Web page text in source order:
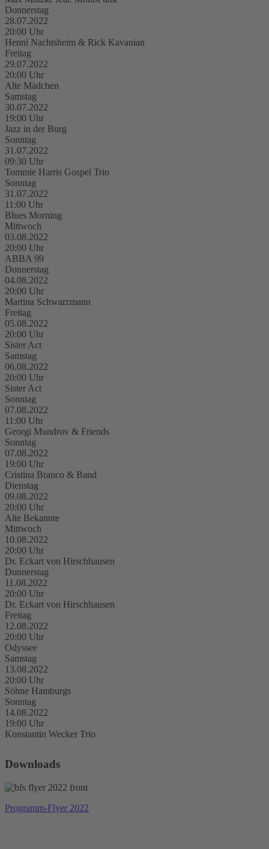
Donnerstag
28.07.2022
20:00 Uhr
Henni Nachtsheim & Rick Kavanian
Freitag
29.07.2022
20:00 Uhr
Alte Mädchen
Samstag
30.07.2022
19:00 Uhr
Jazz in der Burg
Sonntag
31.07.2022
09:30 Uhr
Tommie Harris Gospel Trio
Sonntag
31.07.2022
11:00 Uhr
Blues Morning
Mittwoch
03.08.2022
20:00 Uhr
ABBA 99
Donnerstag
04.08.2022
20:00 Uhr
Martina Schwarzmann
Freitag
05.08.2022
20:00 Uhr
Sister Act
Samstag
06.08.2022
20:00 Uhr
Sister Act
Sonntag
07.08.2022
11:00 Uhr
Georgi Mundrov & Friends
Sonntag
07.08.2022
19:00 Uhr
Cristina Branco & Band
Dienstag
09.08.2022
20:00 Uhr
Alte Bekannte
Mittwoch
10.08.2022
20:00 Uhr
Dr. Eckart von Hirschhausen
Donnerstag
11.08.2022
20:00 Uhr
Dr. Eckart von Hirschhausen
Freitag
12.08.2022
20:00 Uhr
Odyssee
Samstag
13.08.2022
20:00 Uhr
Söhne Hamburgs
Sonntag
14.08.2022
19:00 Uhr
Konstantin Wecker Trio
Downloads
Programm-Flyer 2022